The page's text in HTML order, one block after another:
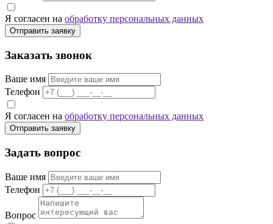
Я согласен на обработку персональных данных
Отправить заявку
Заказать звонок
Ваше имя
Телефон
Я согласен на обработку персональных данных
Отправить заявку
Задать вопрос
Ваше имя
Телефон
Вопрос